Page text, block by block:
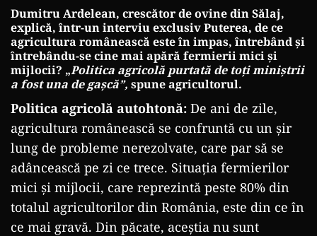
Dumitru Ardelean, crescător de ovine din Sălaj,
explică, într-un interviu exclusiv Puterea, de ce
agricultura românească este în impas, întrebând și
întrebându-se cine mai apără fermierii mici și
mijlocii? „Politica agricolă purtată de toți miniștrii
a fost una de gașcă”, spune agricultorul.
Politica agricolă autohtonă: De ani de zile,
agricultura românească se confruntă cu un șir
lung de probleme nerezolvate, care par să se
adâncească pe zi ce trece. Situația fermierilor
mici și mijlocii, care reprezintă peste 80% din
totalul agricultorilor din România, este din ce în
ce mai gravă. Din păcate, aceștia nu sunt